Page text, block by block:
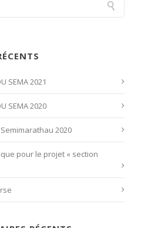
SEMA 2021
SEMA 2020
2020
pour le projet « section